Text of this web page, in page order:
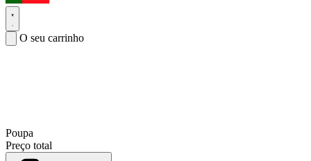
O seu carrinho
Poupa
Preço total